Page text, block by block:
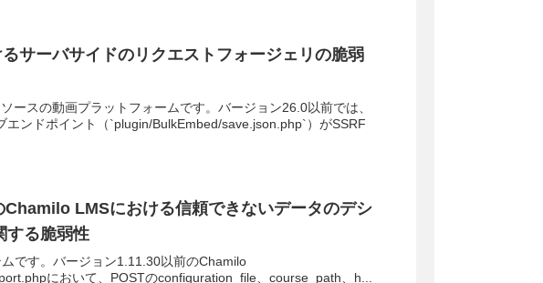
サーバサイドのリクエストフォージェリの脆弱
ースの動画プラットフォームです。バージョン26.0以前では、
エンドポイント（`plugin/BulkEmbed/save.json.php`）がSSRF
LMSにおける信頼できないデータのデシ
する脆弱性
です。バージョン1.11.30以前のChamilo
において、POSTのconfiguration_file、course_path、h...